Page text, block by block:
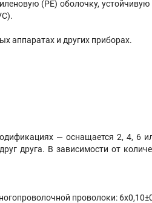
(PE) оболочку,
аппаратах и других приборах.
— оснащается 2, 4,
друга. В зависимости от
проволоки: